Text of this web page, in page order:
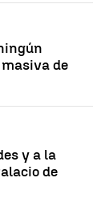
de
y a la
de